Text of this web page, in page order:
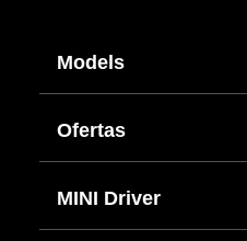
Models
Ofertas
MINI Driver